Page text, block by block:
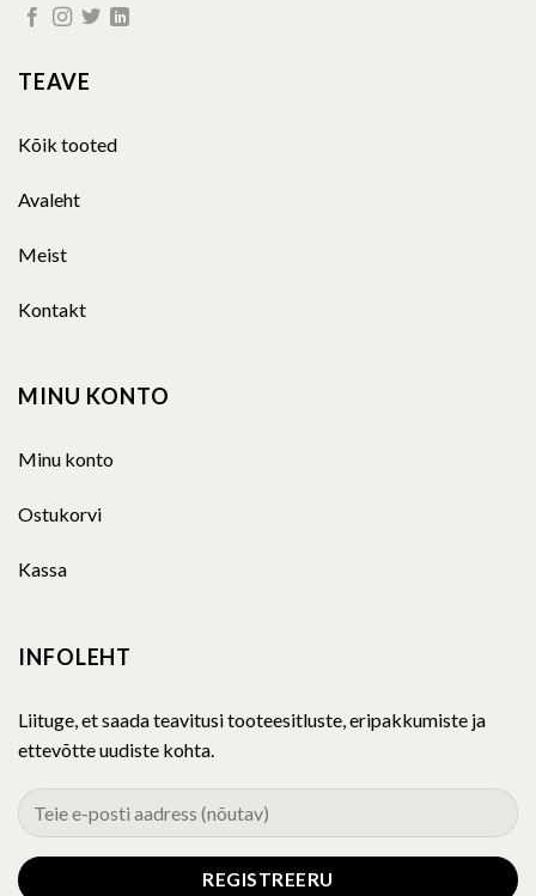
TEAVE
Kõik tooted
Avaleht
Meist
Kontakt
MINU KONTO
Minu konto
Ostukorvi
Kassa
INFOLEHT
Liituge, et saada teavitusi tooteesitluste, eripakkumiste ja
ettevõtte uudiste kohta.